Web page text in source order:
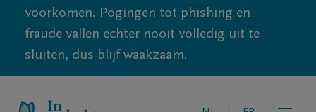
voorkomen. Pogingen tot phishing en
fraude vallen echter nooit volledig uit te
sluiten, dus blijf waakzaam.